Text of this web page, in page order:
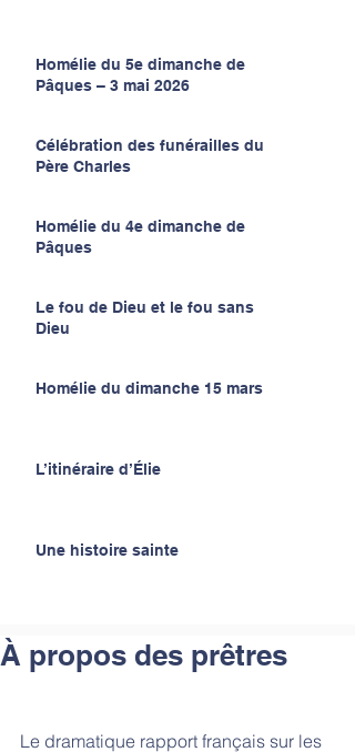
Homélie du 5e dimanche de
Pâques – 3 mai 2026
Célébration des funérailles du
Père Charles
Homélie du 4e dimanche de
Pâques
Le fou de Dieu et le fou sans
Dieu
Homélie du dimanche 15 mars
L’itinéraire d’Élie
Une histoire sainte
À propos des prêtres
Le dramatique rapport français sur les